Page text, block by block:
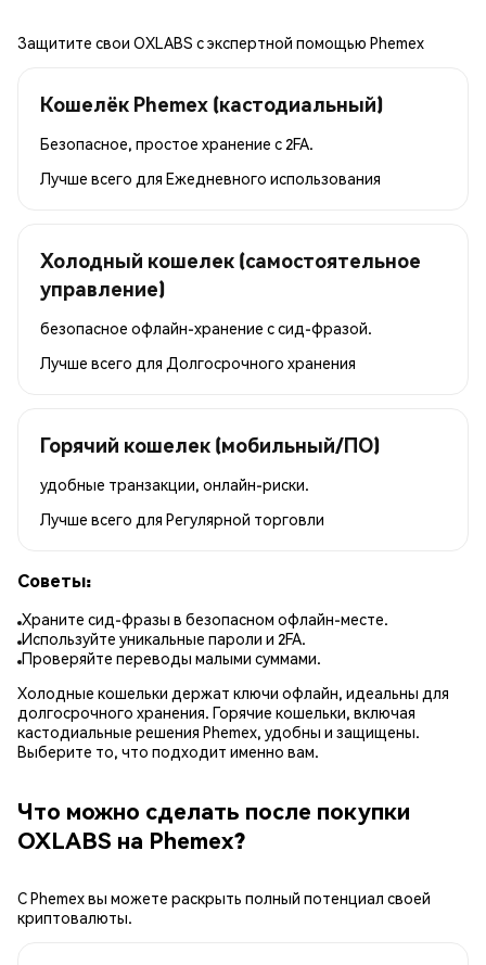
Защитите свои OXLABS с экспертной помощью Phemex
Кошелёк Phemex (кастодиальный)
Безопасное, простое хранение с 2FA.
Лучше всего для Ежедневного использования
Холодный кошелек (самостоятельное
управление)
безопасное офлайн-хранение с сид-фразой.
Лучше всего для Долгосрочного хранения
Горячий кошелек (мобильный/ПО)
удобные транзакции, онлайн-риски.
Лучше всего для Регулярной торговли
Советы:
Храните сид-фразы в безопасном офлайн-месте.
Используйте уникальные пароли и 2FA.
Проверяйте переводы малыми суммами.
Холодные кошельки держат ключи офлайн, идеальны для
долгосрочного хранения. Горячие кошельки, включая
кастодиальные решения Phemex, удобны и защищены.
Выберите то, что подходит именно вам.
Что можно сделать после покупки
OXLABS на Phemex?
С Phemex вы можете раскрыть полный потенциал своей
криптовалюты.